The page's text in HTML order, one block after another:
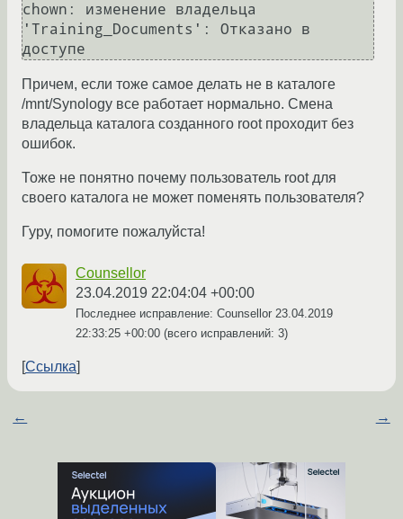
chown: изменение владельца
'Training_Documents': Отказано в
доступе
Причем, если тоже самое делать не в каталоге
/mnt/Synology все работает нормально. Смена
владельца каталога созданного root проходит без
ошибок.
Тоже не понятно почему пользователь root для
своего каталога не может поменять пользователя?
Гуру, помогите пожалуйста!
Counsellor
23.04.2019 22:04:04 +00:00
Последнее исправление: Counsellor 23.04.2019
22:33:25 +00:00 (всего исправлений: 3)
Ссылка
← →